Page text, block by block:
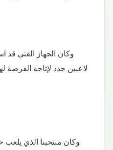
وكان الجهاز الفني قد
لاعبين جدد لإتاحة الفرصة
وكان منتخبنا الذي